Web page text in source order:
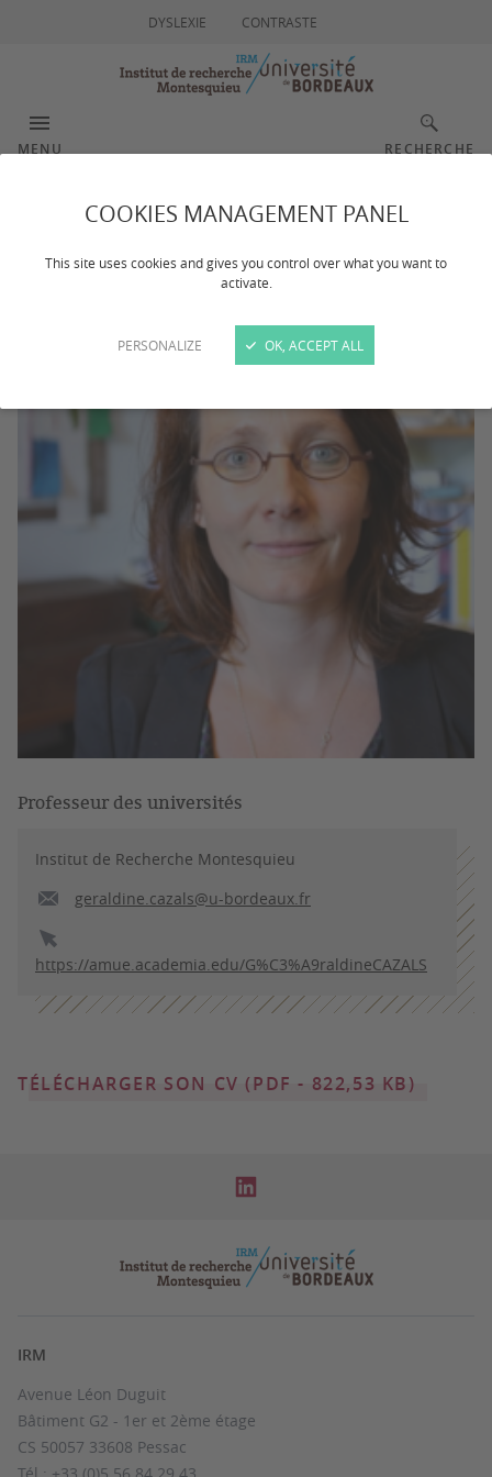
COOKIES MANAGEMENT PANEL
This site uses cookies and gives you control over what you want to
activate.
PERSONALIZE OK, ACCEPT ALL
DYSLEXIE CONTRASTE
MENU RECHERCHE
Géraldine CAZALS
Professeur des universités
Institut de Recherche Montesquieu
geraldine.cazals@u-bordeaux.fr
https://amue.academia.edu/G%C3%A9raldineCAZALS
TÉLÉCHARGER SON CV (PDF - 822,53 KB)
IRM
Avenue Léon Duguit
Bâtiment G2 - 1er et 2ème étage
CS 50057 33608 Pessac